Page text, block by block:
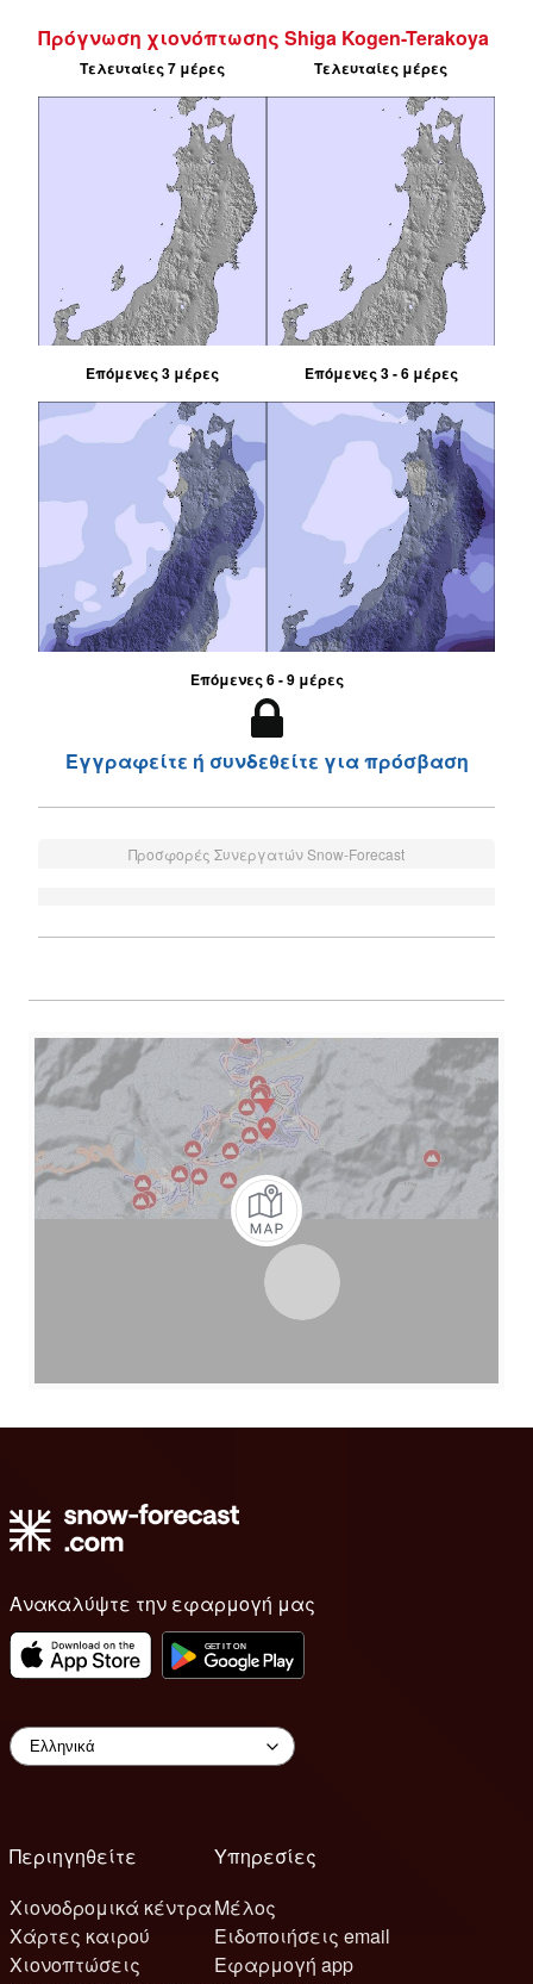
Πρόγνωση χιονόπτωσης Shiga Kogen-Terakoya
Τελευταίες 7 μέρες Τελευταίες μέρες
Επόμενες 3 μέρες Επόμενες 3 - 6 μέρες
Επόμενες 6 - 9 μέρες
Εγγραφείτε ή συνδεθείτε για πρόσβαση
Προσφορές Συνεργατών Snow-Forecast
Ανακαλύψτε την εφαρμογή μας
Περιηγηθείτε
Χιονοδρομικά κέντρα
Χάρτες καιρού
Χιονοπτώσεις
Υπηρεσίες
Μέλος
Ειδοποιήσεις email
Εφαρμογή app